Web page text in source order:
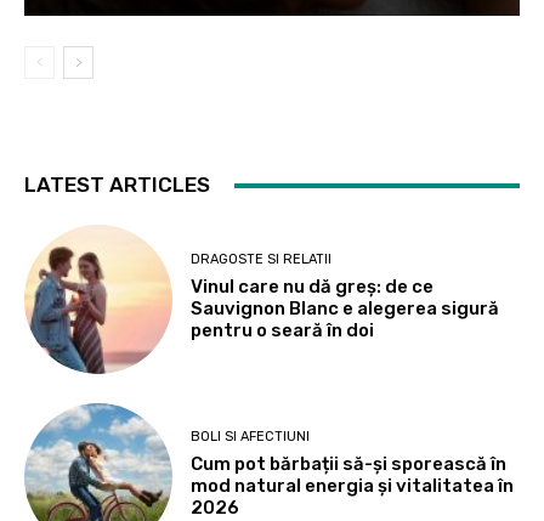
LATEST ARTICLES
DRAGOSTE SI RELATII
Vinul care nu dă greș: de ce
Sauvignon Blanc e alegerea sigură
pentru o seară în doi
BOLI SI AFECTIUNI
Cum pot bărbații să-și sporească în
mod natural energia și vitalitatea în
2026